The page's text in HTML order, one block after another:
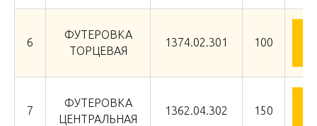
6
ФУТЕРОВКА
ТОРЦЕВАЯ
1374.02.301 100
7
ФУТЕРОВКА
ЦЕНТРАЛЬНАЯ
1362.04.302 150